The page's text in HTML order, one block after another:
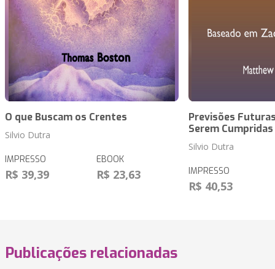
O que Buscam os Crentes
Silvio Dutra
IMPRESSO
R$ 39,39
EBOOK
R$ 23,63
Previsões
Serem Cumpridas
Silvio Dutra
IMPRESSO
R$ 40,53
Publicações relacionadas